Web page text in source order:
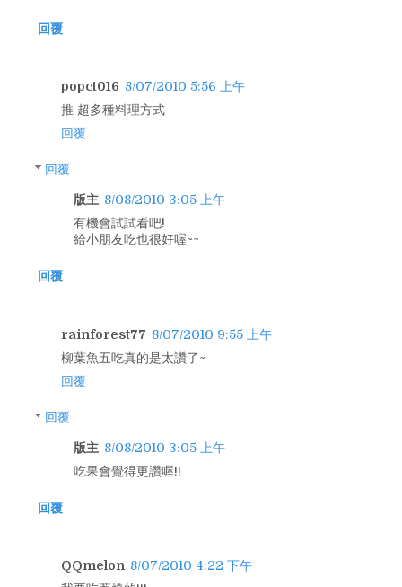
回覆
popct016 8/07/2010 5:56 上午
推 超多種料理方式
回覆
回覆
版主 8/08/2010 3:05 上午
有機會試試看吧!
給小朋友吃也很好喔~~
回覆
rainforest77 8/07/2010 9:55 上午
柳葉魚五吃真的是太讚了~
回覆
回覆
版主 8/08/2010 3:05 上午
吃果會覺得更讚喔!!
回覆
QQmelon 8/07/2010 4:22 下午